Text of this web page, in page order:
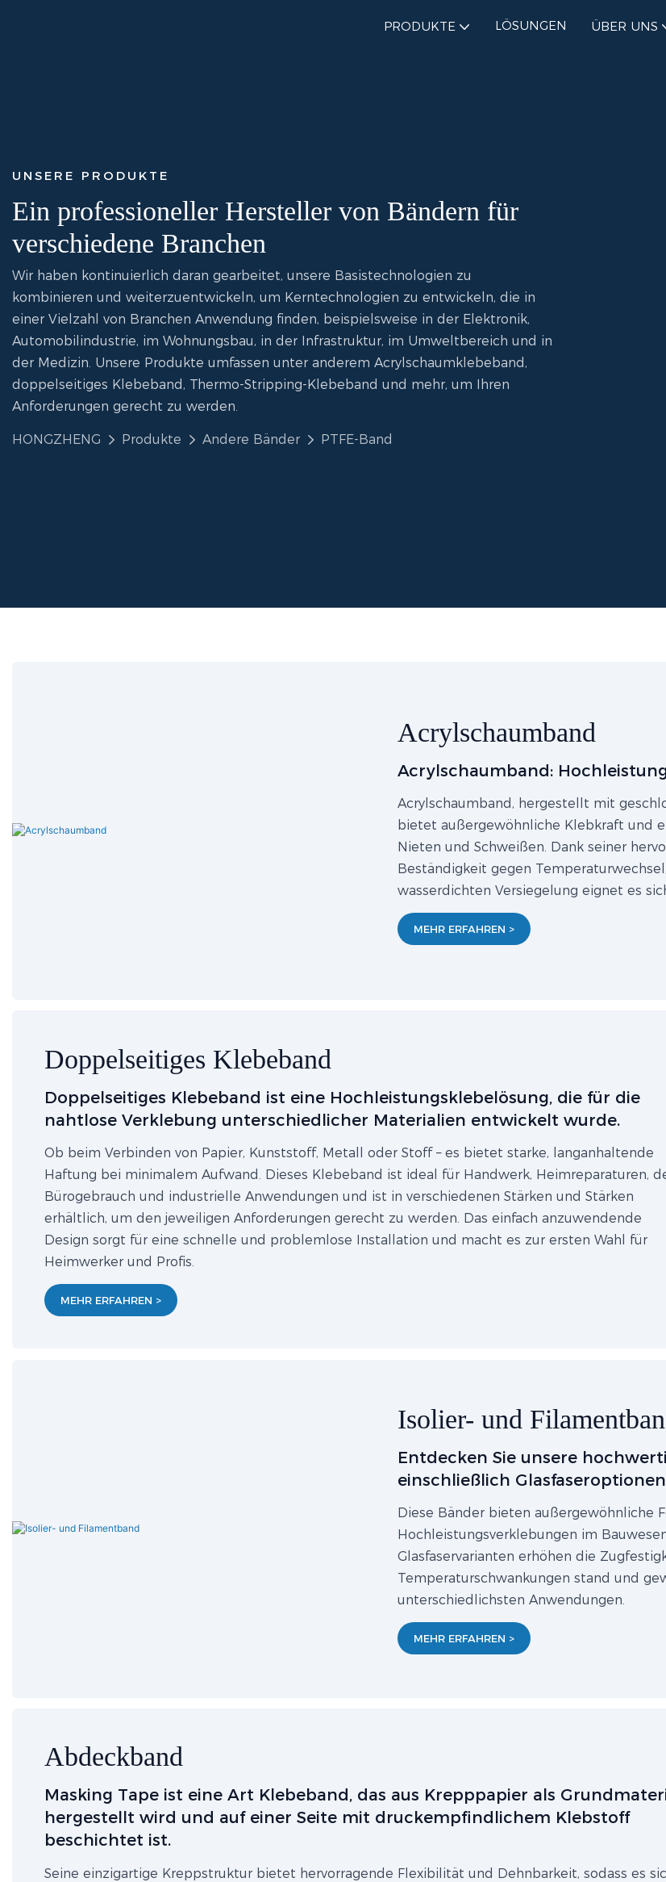
PRODUKTE LÖSUNGEN ÜBER UNS
UNSERE PRODUKTE
Ein professioneller Hersteller von Bändern für
verschiedene Branchen
Wir haben kontinuierlich daran gearbeitet, unsere Basistechnologien zu
kombinieren und weiterzuentwickeln, um Kerntechnologien zu entwickeln, die in
einer Vielzahl von Branchen Anwendung finden, beispielsweise in der Elektronik,
Automobilindustrie, im Wohnungsbau, in der Infrastruktur, im Umweltbereich und in
der Medizin. Unsere Produkte umfassen unter anderem Acrylschaumklebeband,
doppelseitiges Klebeband, Thermo-Stripping-Klebeband und mehr, um Ihren
Anforderungen gerecht zu werden.
HONGZHENG Produkte Andere Bänder PTFE-Band
Acrylschaumband
Acrylschaumband:
Acrylschaumband, hergestellt mit
bietet außergewöhnliche Klebkraft und
Nieten und Schweißen. Dank seiner
Beständigkeit gegen
wasserdichten Versiegelung eignet es
MEHR ERFAHREN >
Doppelseitiges Klebeband
Doppelseitiges Klebeband ist eine Hochleistungsklebelösung, die für die
nahtlose Verklebung unterschiedlicher Materialien entwickelt wurde.
Ob beim Verbinden von Papier, Kunststoff, Metall oder Stoff – es bietet starke, langanhaltende
Haftung bei minimalem Aufwand. Dieses Klebeband ist ideal für Handwerk, Heimreparaturen,
Bürogebrauch und industrielle Anwendungen und ist in verschiedenen Stärken und Stärken
erhältlich, um den jeweiligen Anforderungen gerecht zu werden. Das einfach anzuwendende
Design sorgt für eine schnelle und problemlose Installation und macht es zur ersten Wahl für
Heimwerker und Profis.
MEHR ERFAHREN >
Isolier- und
Entdecken Sie unsere
einschließlich
Diese Bänder bieten außergewöhnliche
Hochleistungsverklebungen im
Glasfaservarianten erhöhen die
Temperaturschwankungen stand und
unterschiedlichsten Anwendungen.
MEHR ERFAHREN >
Abdeckband
Masking Tape ist eine Art Klebeband, das aus Krepppapier als
hergestellt wird und auf einer Seite mit druckempfindlichem Klebstoff
beschichtet ist.
Seine einzigartige Kreppstruktur bietet hervorragende Flexibilität und Dehnbarkeit, sodass es